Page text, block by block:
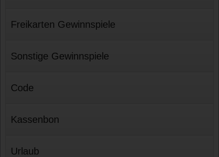
Freikarten Gewinnspiele
Sonstige Gewinnspiele
Code
Kassenbon
Urlaub